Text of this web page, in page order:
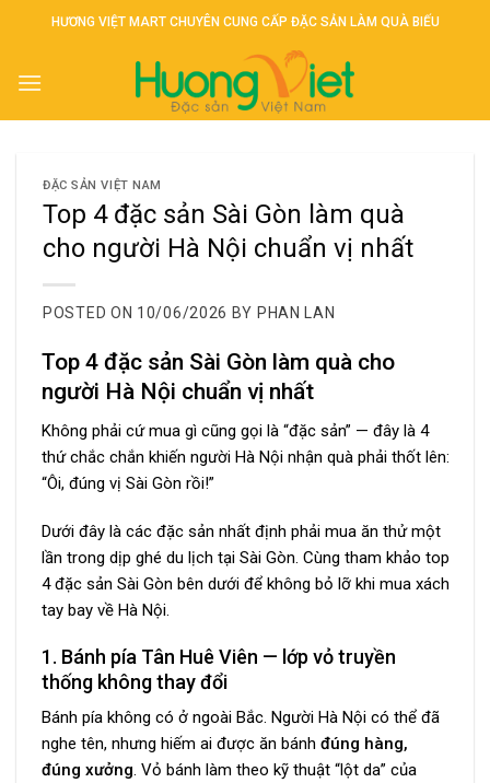
HƯƠNG VIỆT MART CHUYÊN CUNG CẤP ĐẶC SẢN LÀM QUÀ BIẾU
ĐẶC SẢN VIỆT NAM
Top 4 đặc sản Sài Gòn làm quà
cho người Hà Nội chuẩn vị nhất
POSTED ON 10/06/2026 BY PHAN LAN
Top 4 đặc sản Sài Gòn làm quà cho
người Hà Nội chuẩn vị nhất
Không phải cứ mua gì cũng gọi là “đặc sản” — đây là 4
thứ chắc chắn khiến người Hà Nội nhận quà phải thốt lên:
“Ôi, đúng vị Sài Gòn rồi!”
Dưới đây là các đặc sản nhất định phải mua ăn thử một
lần trong dịp ghé du lịch tại Sài Gòn. Cùng tham khảo top
4 đặc sản Sài Gòn bên dưới để không bỏ lỡ khi mua xách
tay bay về Hà Nội.
1. Bánh pía Tân Huê Viên — lớp vỏ truyền
thống không thay đổi
Bánh pía không có ở ngoài Bắc. Người Hà Nội có thể đã
nghe tên, nhưng hiếm ai được ăn bánh đúng hàng,
đúng xưởng. Vỏ bánh làm theo kỹ thuật “lột da” của